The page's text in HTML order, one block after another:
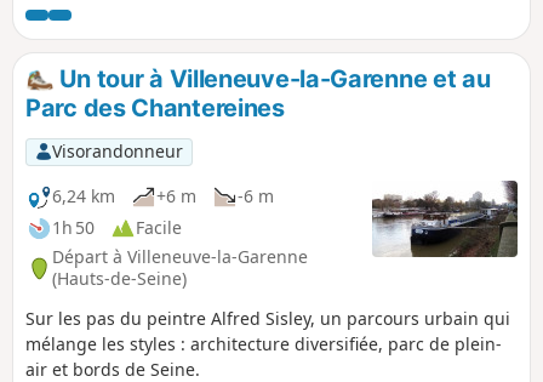
du camp d'internement de Drancy.
Un tour à Villeneuve-la-Garenne et au
Parc des Chantereines
Visorandonneur
6,24 km
+6 m
-6 m
1h 50
Facile
Départ à Villeneuve-la-Garenne
(Hauts-de-Seine)
Sur les pas du peintre Alfred Sisley, un parcours urbain qui
mélange les styles : architecture diversifiée, parc de plein-
air et bords de Seine.